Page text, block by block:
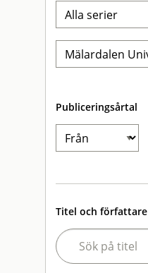
Publiceringsårtal
Titel och författare